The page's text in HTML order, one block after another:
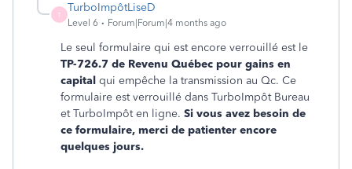
T
TurboImpôtLiseD
Level 6 Forum|Forum|4 months ago
Le seul formulaire qui est encore verrouillé est le
TP-726.7 de Revenu Québec pour gains en
capital qui empêche la transmission au Qc. Ce
formulaire est verrouillé dans TurboImpôt Bureau
et TurboImpôt en ligne. Si vous avez besoin de
ce formulaire, merci de patienter encore
quelques jours.